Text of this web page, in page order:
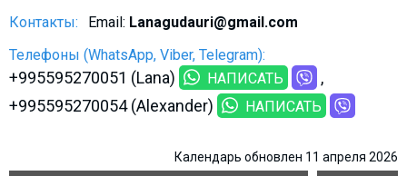
Контакты:
Email: Lanagudauri@gmail.com
Телефоны (WhatsApp, Viber, Telegram):
+995595270051 (Lana) НАПИСАТЬ
+995595270054 (Alexander) НАПИСАТЬ
Календарь обновлен 11 апреля 2026